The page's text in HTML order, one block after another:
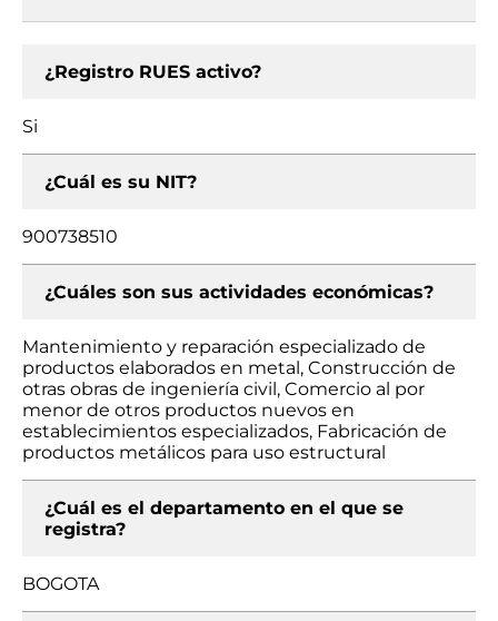
¿Registro RUES activo?
Si
¿Cuál es su NIT?
900738510
¿Cuáles son sus actividades económicas?
Mantenimiento y reparación especializado de
productos elaborados en metal, Construcción de
otras obras de ingeniería civil, Comercio al por
menor de otros productos nuevos en
establecimientos especializados, Fabricación de
productos metálicos para uso estructural
¿Cuál es el departamento en el que se
registra?
BOGOTA